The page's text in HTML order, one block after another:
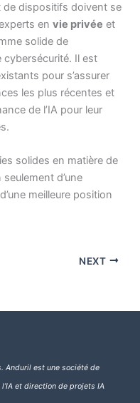
de dispositifs doivent se
envie privée et
solide de
cybersécurité. Il est
pour s’assurer
les plus récentes et
de l’IA pour leur
solides en matière de
d’une
meilleure position
NEXT
Anduril est une société de
et direction de projets IA